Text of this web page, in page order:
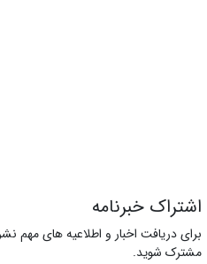
اشتراک خبرنامه
برای دریافت اخبار و اطلاعیه های مهم
مشترک شوید.